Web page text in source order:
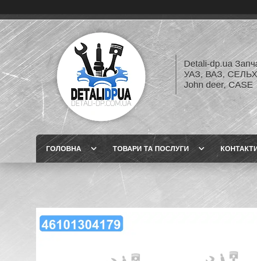
Detali-dp.ua
УАЗ, ВАЗ,
John deer, CASE
ГОЛОВНА ТОВАРИ ТА ПОСЛУГИ